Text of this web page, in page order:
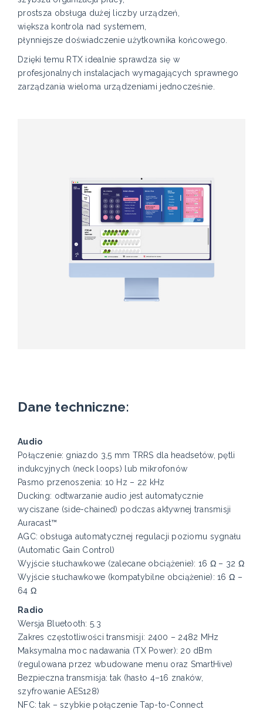
prostsza obsługa dużej liczby urządzeń,
większa kontrola nad systemem,
płynniejsze doświadczenie użytkownika końcowego.
Dzięki temu RTX idealnie sprawdza się w
profesjonalnych instalacjach wymagających sprawnego
zarządzania wieloma urządzeniami jednocześnie.
Dane techniczne:
Audio
Połączenie: gniazdo 3,5 mm TRRS dla headsetów, pętli
indukcyjnych (neck loops) lub mikrofonów
Pasmo przenoszenia: 10 Hz – 22 kHz
Ducking: odtwarzanie audio jest automatycznie
wyciszane (side-chained) podczas aktywnej transmisji
Auracast™
AGC: obsługa automatycznej regulacji poziomu sygnału
(Automatic Gain Control)
Wyjście słuchawkowe (zalecane obciążenie): 16 Ω – 32 Ω
Wyjście słuchawkowe (kompatybilne obciążenie): 16 Ω –
64 Ω
Radio
Wersja Bluetooth: 5.3
Zakres częstotliwości transmisji: 2400 – 2482 MHz
Maksymalna moc nadawania (TX Power): 20 dBm
(regulowana przez wbudowane menu oraz SmartHive)
Bezpieczna transmisja: tak (hasło 4–16 znaków,
szyfrowanie AES128)
NFC: tak – szybkie połączenie Tap-to-Connect